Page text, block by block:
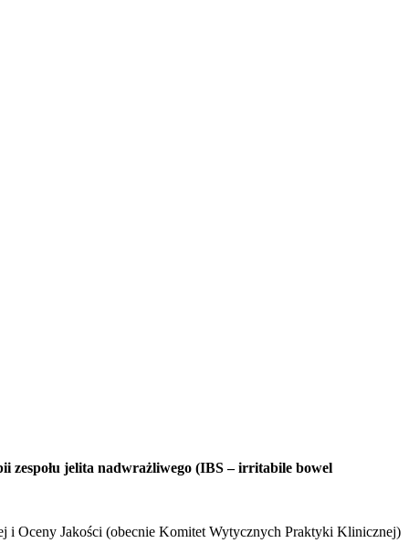
zespołu jelita nadwrażliwego (IBS – irritabile bowel
i Oceny Jakości (obecnie Komitet Wytycznych Praktyki Klinicznej)